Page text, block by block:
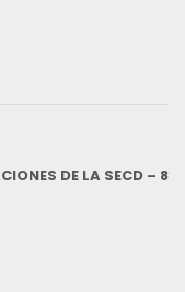
DE LA SECD – 8